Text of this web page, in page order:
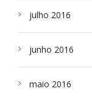
julho 2016
junho 2016
maio 2016